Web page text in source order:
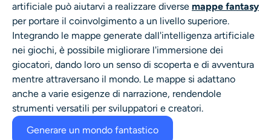
artificiale può aiutarvi a realizzare diverse mappe fantasy
per portare il coinvolgimento a un livello superiore.
Integrando le mappe generate dall'intelligenza artificiale
nei giochi, è possibile migliorare l'immersione dei
giocatori, dando loro un senso di scoperta e di avventura
mentre attraversano il mondo. Le mappe si adattano
anche a varie esigenze di narrazione, rendendole
strumenti versatili per sviluppatori e creatori.
Generare un mondo fantastico